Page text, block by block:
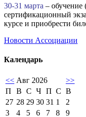
30-31 марта – обучение
сертификационный
курсе и приобрести
Новости Ассоциации
Календарь
<< Авг 2026
>>
П
В С Ч П С В
27 28 29 30 31 1
2
3
4 5 6 7 8 9